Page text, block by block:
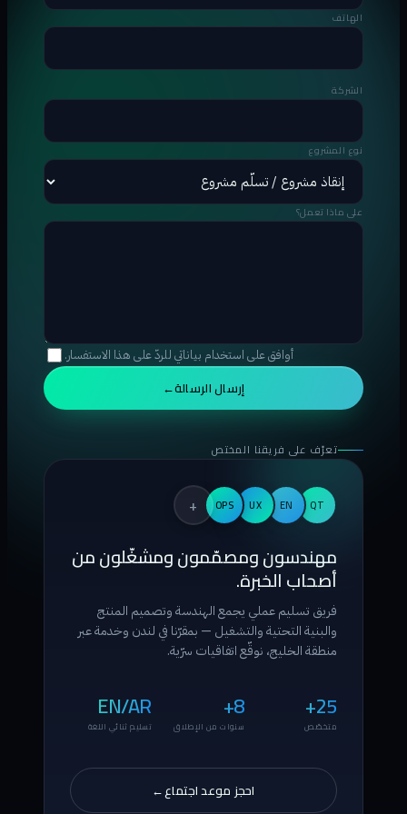
الهاتف
الشركة
نوع المشروع
على ماذا تعمل؟
أوافق على استخدام بياناتي للردّ على هذا الاستفسار.
إرسال الرسالة→
تعرّف على فريقنا المختص
QT
EN
UX
OPS
+
مهندسون ومصمّمون ومشغّلون من
أصحاب الخبرة.
فريق تسليم عملي يجمع الهندسة وتصميم المنتج
والبنية التحتية والتشغيل — بمقرّنا في لندن وخدمة عبر
منطقة الخليج، نوقّع اتفاقيات سرّية.
25+
متخصّص
8+
سنوات من الإطلاق
EN/AR
تسليم ثنائي اللغة
احجز موعد اجتماع→